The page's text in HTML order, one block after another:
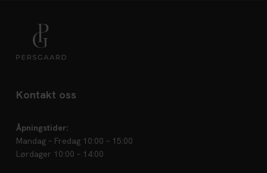
Kontakt oss
Åpningstider:
Mandag – Fredag 10:00 – 15:00
Lørdager 10:00 – 14:00